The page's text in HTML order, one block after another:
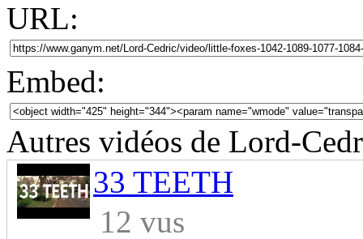
URL:
Embed:
Autres vidéos de Lord-
33 TEETH
12 vus